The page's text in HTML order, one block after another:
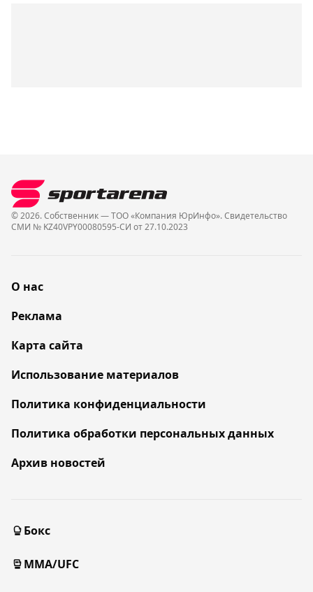
© 2026. Собственник — ТОО «Компания ЮрИнфо». Cвидетельство
СМИ № KZ40VPY00080595-СИ от 27.10.2023
О нас
Реклама
Карта сайта
Использование материалов
Политика конфиденциальности
Политика обработки персональных данных
Архив новостей
Бокс
MMA/UFC